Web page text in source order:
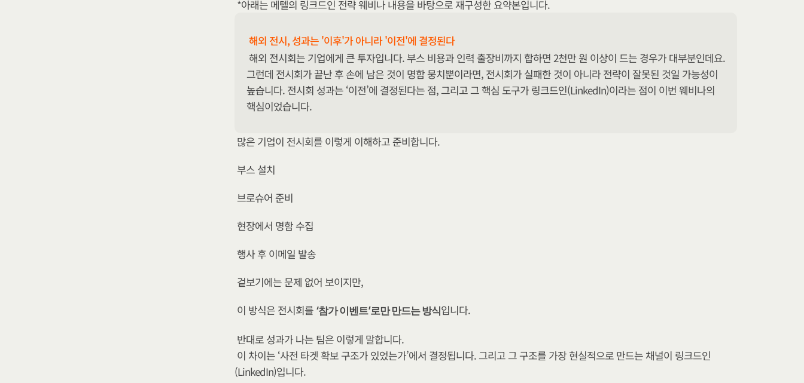
*아래는 메텔의 링크드인 전략 웨비나 내용을 바탕으로 재구성한 요약본입니다.
해외 전시, 성과는 '이후'가 아니라 '이전'에 결정된다
해외 전시회는 기업에게 큰 투자입니다. 부스 비용과 인력 출장비까지 합하면 2천만 원 이상이 드는 경우가 대부분인데요.
그런데 전시회가 끝난 후 손에 남은 것이 명함 뭉치뿐이라면, 전시회가 실패한 것이 아니라 전략이 잘못된 것일 가능성이
높습니다. 전시회 성과는 ‘이전’에 결정된다는 점, 그리고 그 핵심 도구가 링크드인(LinkedIn)이라는 점이 이번 웨비나의
핵심이었습니다.
많은 기업이 전시회를 이렇게 이해하고 준비합니다.
부스 설치
브로슈어 준비
현장에서 명함 수집
행사 후 이메일 발송
겉보기에는 문제 없어 보이지만,
이 방식은 전시회를 ‘참가 이벤트’로만 만드는 방식입니다.
반대로 성과가 나는 팀은 이렇게 말합니다.
이 차이는 ‘사전 타겟 확보 구조가 있었는가’에서 결정됩니다. 그리고 그 구조를 가장 현실적으로 만드는 채널이 링크드인
(LinkedIn)입니다.